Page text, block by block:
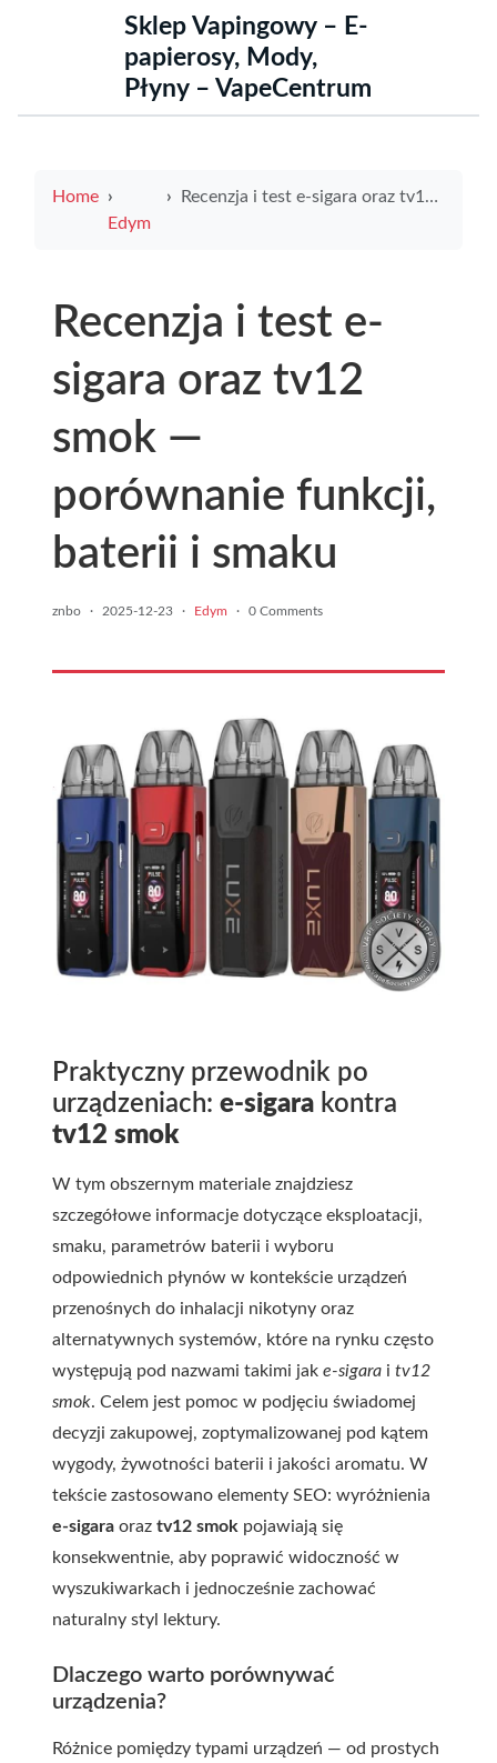
Sklep Vapingowy – E-
papierosy, Mody,
Płyny – VapeCentrum
Home
Edym
Recenzja i test e-sigara oraz tv12 smok — porównanie funkcji, baterii i smaku
Recenzja i test e-
sigara oraz tv12
smok —
porównanie funkcji,
baterii i smaku
znbo · 2025-12-23 · Edym · 0 Comments
Praktyczny przewodnik po
urządzeniach: e-sigara kontra
tv12 smok
W tym obszernym materiale znajdziesz
szczegółowe informacje dotyczące eksploatacji,
smaku, parametrów baterii i wyboru
odpowiednich płynów w kontekście urządzeń
przenośnych do inhalacji nikotyny oraz
alternatywnych systemów, które na rynku często
występują pod nazwami takimi jak e-sigara i tv12
smok. Celem jest pomoc w podjęciu świadomej
decyzji zakupowej, zoptymalizowanej pod kątem
wygody, żywotności baterii i jakości aromatu. W
tekście zastosowano elementy SEO: wyróżnienia
e-sigara oraz tv12 smok pojawiają się
konsekwentnie, aby poprawić widoczność w
wyszukiwarkach i jednocześnie zachować
naturalny styl lektury.
Dlaczego warto porównywać
urządzenia?
Różnice pomiędzy typami urządzeń — od prostych